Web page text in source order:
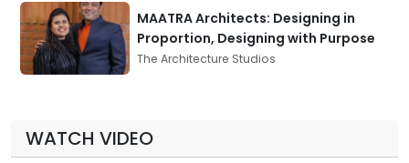
MAATRA Architects: Designing in
Proportion, Designing with Purpose
The Architecture Studios
WATCH VIDEO